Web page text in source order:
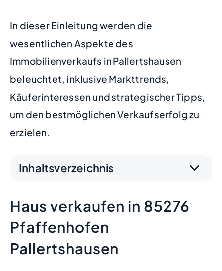
In dieser Einleitung werden die
wesentlichen Aspekte des
Immobilienverkaufs in Pallertshausen
beleuchtet, inklusive Markttrends,
Käuferinteressen und strategischer Tipps,
um den bestmöglichen Verkaufserfolg zu
erzielen.
Inhaltsverzeichnis
Haus verkaufen in 85276
Pfaffenhofen
Pallertshausen